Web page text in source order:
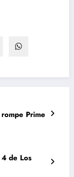
Prime
de Los